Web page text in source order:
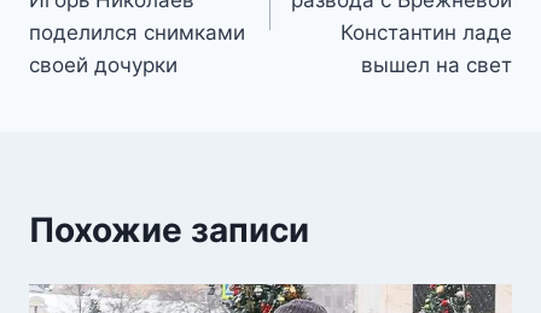
поделился снимками
своей дочурки
Константин ладе
вышел на свет
Похожие записи